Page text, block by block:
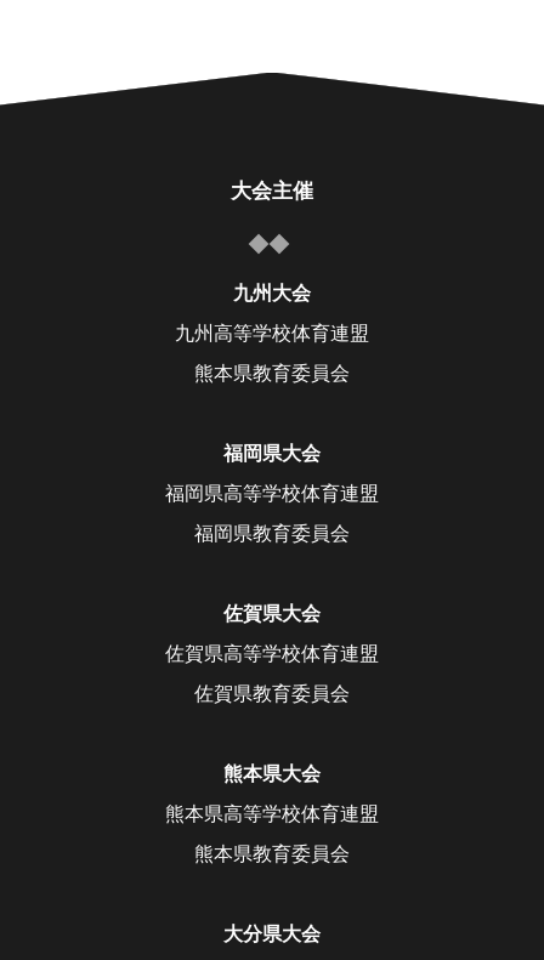
大会主催
九州大会
九州高等学校体育連盟
熊本県教育委員会
福岡県大会
福岡県高等学校体育連盟
福岡県教育委員会
佐賀県大会
佐賀県高等学校体育連盟
佐賀県教育委員会
熊本県大会
熊本県高等学校体育連盟
熊本県教育委員会
大分県大会